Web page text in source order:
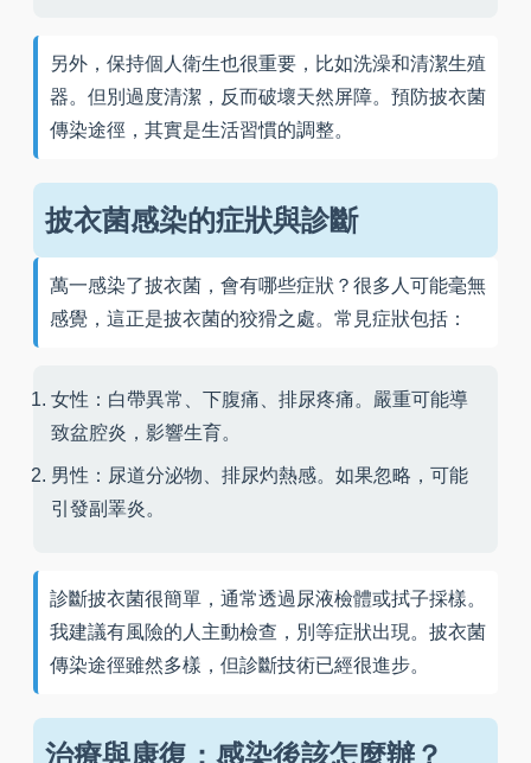
另外，保持個人衛生也很重要，比如洗澡和清潔生殖
器。但別過度清潔，反而破壞天然屏障。預防披衣菌
傳染途徑，其實是生活習慣的調整。
披衣菌感染的症狀與診斷
萬一感染了披衣菌，會有哪些症狀？很多人可能毫無
感覺，這正是披衣菌的狡猾之處。常見症狀包括：
女性：白帶異常、下腹痛、排尿疼痛。嚴重可能導
致盆腔炎，影響生育。
男性：尿道分泌物、排尿灼熱感。如果忽略，可能
引發副睪炎。
診斷披衣菌很簡單，通常透過尿液檢體或拭子採樣。
我建議有風險的人主動檢查，別等症狀出現。披衣菌
傳染途徑雖然多樣，但診斷技術已經很進步。
治療與康復：感染後該怎麼辦？